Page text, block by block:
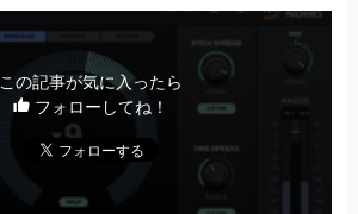
この記事が気に入ったら
フォローしてね！